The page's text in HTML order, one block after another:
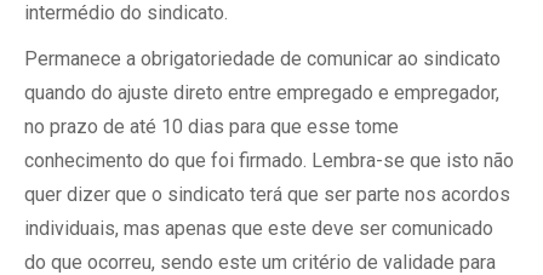
intermédio do sindicato.
Permanece a obrigatoriedade de comunicar ao sindicato
quando do ajuste direto entre empregado e empregador,
no prazo de até 10 dias para que esse tome
conhecimento do que foi firmado. Lembra-se que isto não
quer dizer que o sindicato terá que ser parte nos acordos
individuais, mas apenas que este deve ser comunicado
do que ocorreu, sendo este um critério de validade para